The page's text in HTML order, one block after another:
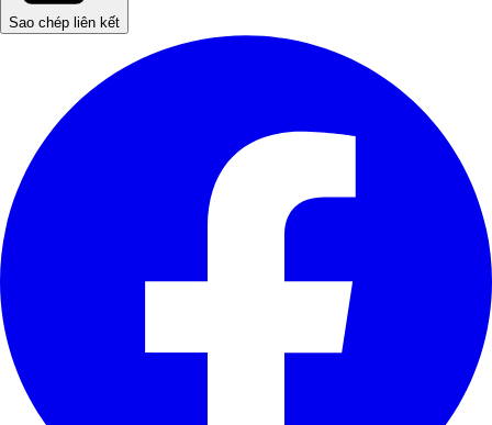
Sao chép liên kết